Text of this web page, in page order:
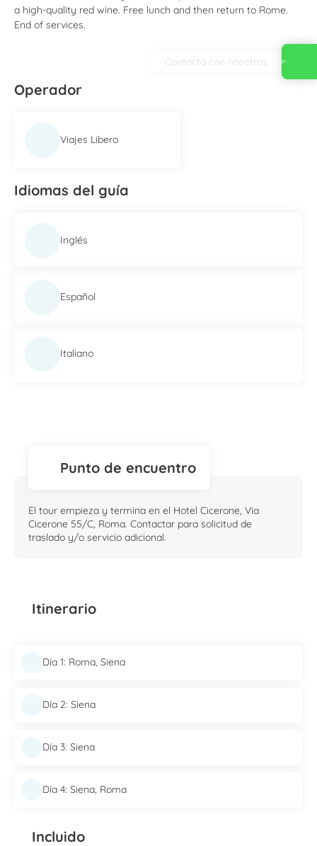
a high-quality red wine. Free lunch and then return to Rome.
End of services.
Operador
Viajes Libero
Idiomas del guía
Inglés
Español
Italiano
Punto de encuentro
El tour empieza y termina en el Hotel Cicerone, Via
Cicerone 55/C, Roma. Contactar para solicitud de
traslado y/o servicio adicional.
Itinerario
Día 1: Roma, Siena
Día 2: Siena
Día 3: Siena
Día 4: Siena, Roma
Incluido
Contacta con nosotros